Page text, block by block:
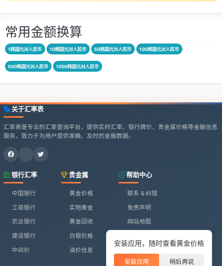
安装应用，随时查看黄金价格
安装应用 稍后再说
常用金额换算
1韩国元对人民币 10韩国元对人民币 50韩国元对人民币 100韩国元对人民币
500韩国元对人民币 1000韩国元对人民币
关于汇率表
汇率表是专业的汇率查询平台，提供实时汇率、银行牌价、贵金属价格等金融信息
服务，致力于为用户提供准确、及时的金融数据。
银行汇率
中国银行
工商银行
农业银行
建设银行
中间价
贵金属
黄金价格
实物黄金
黄金回收
白银价格
油价信息
帮助中心
联系 & 纠错
免责声明
网站地图